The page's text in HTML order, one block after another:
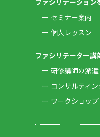
セミナー案内
個人レッスン
ファシリテーター講
研修講師の派遣
コンサルティン
ワークショッ